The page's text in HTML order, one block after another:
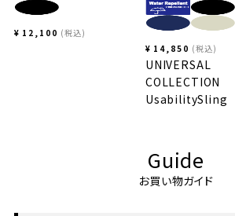
¥ 12,100 税込
¥ 14,850 税込
UNIVERSAL
COLLECTION
UsabilitySling
Guide
お買い物ガイド